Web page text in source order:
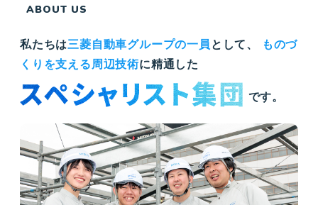
ABOUT US
私たちは三菱自動車グループの一員 として、
ものづ
くりを支える周辺技術に精通した
です。